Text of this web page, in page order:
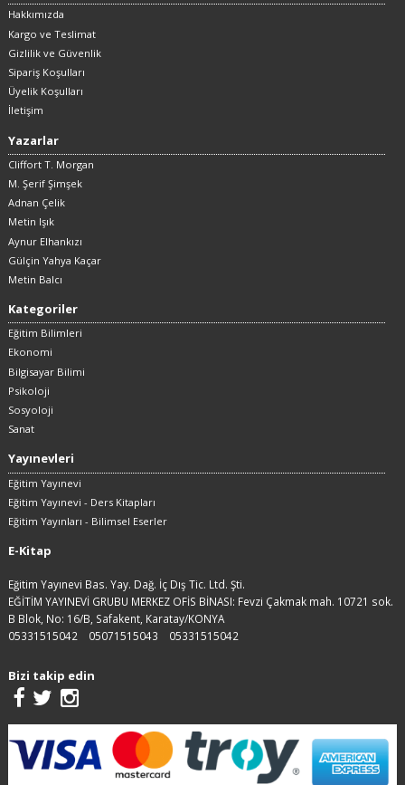
Hakkımızda
Kargo ve Teslimat
Gizlilik ve Güvenlik
Sipariş Koşulları
Üyelik Koşulları
İletişim
Yazarlar
Cliffort T. Morgan
M. Şerif Şimşek
Adnan Çelik
Metin Işık
Aynur Elhankızı
Gülçin Yahya Kaçar
Metin Balcı
Kategoriler
Eğitim Bilimleri
Ekonomi
Bilgisayar Bilimi
Psikoloji
Sosyoloji
Sanat
Yayınevleri
Eğitim Yayınevi
Eğitim Yayınevi - Ders Kitapları
Eğitim Yayınları - Bilimsel Eserler
E-Kitap
Eğitim Yayınevi Bas. Yay. Dağ. İç Dış Tic. Ltd. Şti.
EĞİTİM YAYINEVİ GRUBU MERKEZ OFİS BİNASI: Fevzi Çakmak mah. 10721 sok.
B Blok, No: 16/B, Safakent, Karatay/KONYA
05331515042
05071515043 05331515042
Bizi takip edin